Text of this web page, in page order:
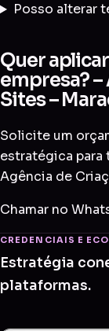
Posso alterar
Quer
empresa?
Sites –
Solicite um
estratégica para
Agência de
Chamar no
CREDENCIAIS E
Estratégia
plataformas.